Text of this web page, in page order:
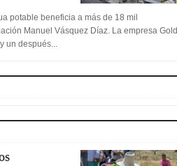
potable beneficia a más de 18 mil
Manuel Vásquez Díaz. La empresa Gold
un después...